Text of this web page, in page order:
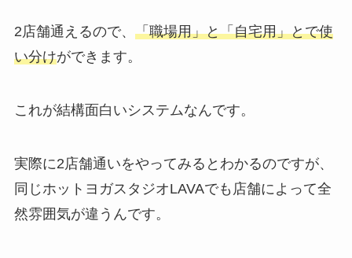
2店舗通えるので、 「職場用」と「自宅用」とで使
い分けができます。
これが結構面白いシステムなんです。
実際に2店舗通いをやってみるとわかるのですが、
同じホットヨガスタジオLAVAでも店舗によって全
然雰囲気が違うんです。